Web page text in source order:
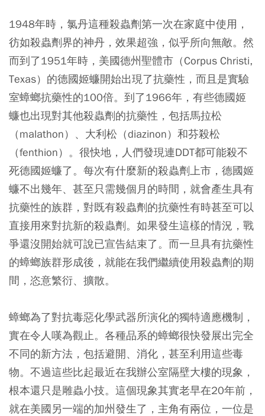
1948年時，氯丹這種殺蟲劑第一次在家庭中使用，
彷如殺蟲劑界的神丹，效果超強，似乎所向無敵。然
而到了1951年時，美國德州聖體市（Corpus Christi,
Texas）的德國姬蠊開始出現了抗藥性，而且是實驗
室蟑螂抗藥性的100倍。到了1966年，有些德國姬
蠊也出現對其他殺蟲劑的抗藥性，包括馬拉松
（malathon）、大利松（diazinon）和芬殺松
（fenthion）。很快地，人們發現連DDT都可能殺不
死德國姬蠊了。每次有什麼新的殺蟲劑上市，德國姬
蠊不出幾年、甚至只需幾個月的時間，就會產生具有
抗藥性的族群，對既有殺蟲劑的抗藥性有時甚至可以
直接用來對抗新的殺蟲劑。如果發生這樣的情況，戰
爭還沒開始就可說已宣告結束了。而一旦具有抗藥性
的蟑螂族群形成後，就能在我們繼續使用殺蟲劑的期
間，恣意繁衍、擴散。
蟑螂為了對抗毒惡化學武器所演化的獨特適應機制，
實在令人嘆為觀止。各種品系的蟑螂很快發展出完全
不同的新方法，包括避開、消化，甚至利用這些毒
物。不過這些比起最近在我辦公室隔壁大樓的現象，
根本還只是雕蟲小技。這個現象其實老早在20年前，
就在美國另一端的加州發生了，主角有兩位，一位是